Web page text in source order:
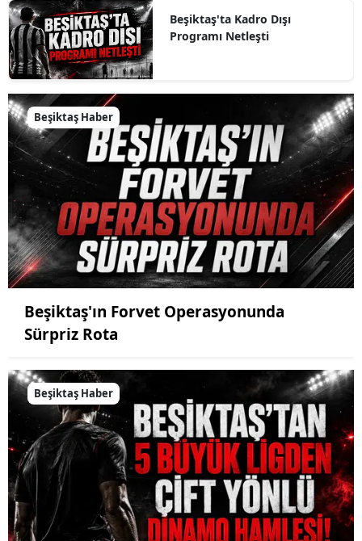
Beşiktaş'ta Kadro Dışı
Programı Netleşti
Beşiktaş Haber
Beşiktaş'ın Forvet Operasyonunda
Sürpriz Rota
Beşiktaş Haber